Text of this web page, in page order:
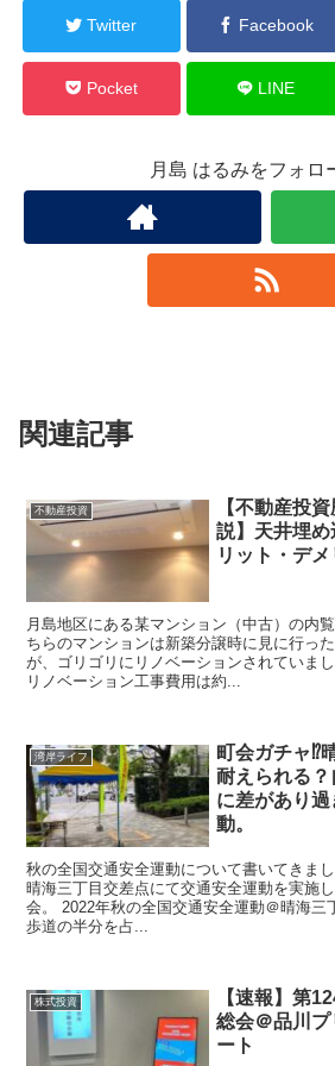
Twitter Facebook
Pocket LINE
月島 はるみをフォロ
関連記事
不動産投資
【不動産投
説】天井埋め
リット・デメ
月島地区にある某マンション（中古）の内
ちらのマンションは新築分譲時に見に行っ
が、ゴリゴリにリノベーションされていま
リノベーション工事費用は約...
湾岸ライフ
町会ガチャ⁉
耐えられる
に差があり
動。
秋の全国交通安全運動について書いてきま
晴海三丁目交差点にて交通安全運動を実施
会。 2022年秋の全国交通安全運動＠晴海三
歩道の半分を占...
株式投資
【速報】第
総会＠品川
ート